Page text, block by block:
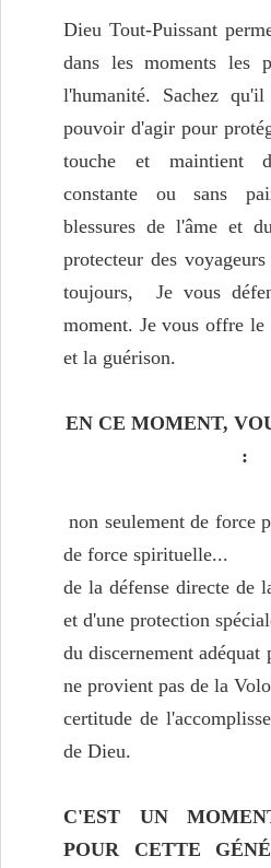
Dieu Tout-Puissant
dans les moments les
l'humanité. Sachez
pouvoir d'agir pour
touche et maintient
constante ou sans
blessures de l'âme et
protecteur des
toujours, Je vous
moment. Je vous offre
et la guérison.
EN CE MOMENT,
:
non seulement de force
de force spirituelle...
de la défense directe de
et d'une protection
du discernement
ne provient pas de la
certitude de
de Dieu.
C'EST UN
POUR CETTE